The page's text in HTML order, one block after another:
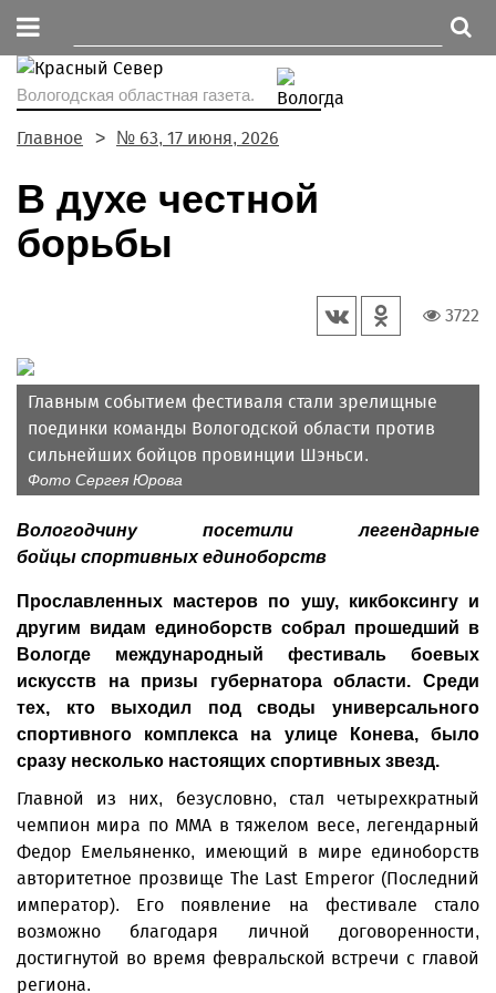
Вологодская областная газета.
Главное № 63, 17 июня, 2026
В духе честной
борьбы
3722
Главным событием фестиваля стали зрелищные
поединки команды Вологодской области против
сильнейших бойцов провинции Шэньси.
Фото Сергея Юрова
Вологодчину посетили легендарные
бойцы спортивных единоборств
Прославленных мастеров по ушу, кикбоксингу и
другим видам единоборств собрал прошедший в
Вологде международный фестиваль боевых
искусств на призы губернатора области. Среди
тех, кто выходил под своды универсального
спортивного комплекса на улице Конева, было
сразу несколько настоящих спортивных звезд.
Главной из них, безусловно, стал четырехкратный
чемпион мира по ММА в тяжелом весе, легендарный
Федор Емельяненко, имеющий в мире единоборств
авторитетное прозвище The Last Emperor (Последний
император). Его появление на фестивале стало
возможно благодаря личной договоренности,
достигнутой во время февральской встречи с главой
региона.